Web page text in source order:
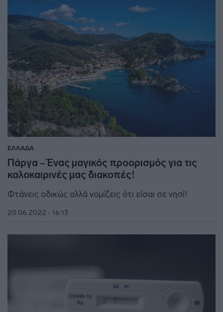
ΕΛΛΑΔΑ
Πάργα – Ένας μαγικός προορισμός για τις
καλοκαιρινές μας διακοπές!
Φτάνεις οδικώς αλλά νομίζεις ότι είσαι σε νησί!
20.06.2022 - 16:13